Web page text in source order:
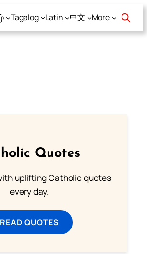
Tagalog Latin 中文 More
Quotes
uplifting Catholic quotes
every day.
READ QUOTES